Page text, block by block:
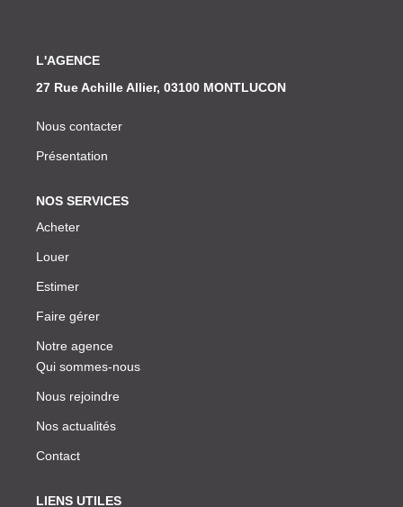
L'AGENCE
27 Rue Achille Allier, 03100 MONTLUCON
Nous contacter
Présentation
NOS SERVICES
Acheter
Louer
Estimer
Faire gérer
Notre agence
Qui sommes-nous
Nous rejoindre
Nos actualités
Contact
LIENS UTILES